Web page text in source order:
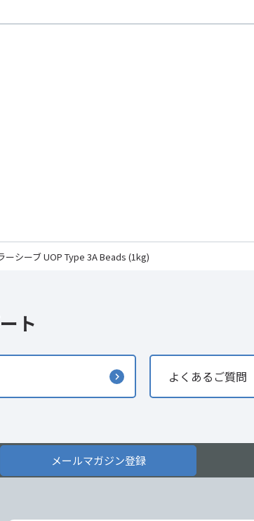
ーシーブ UOP Type 3A Beads (1kg)
ト
よくあるご質問
メールマガジン登録